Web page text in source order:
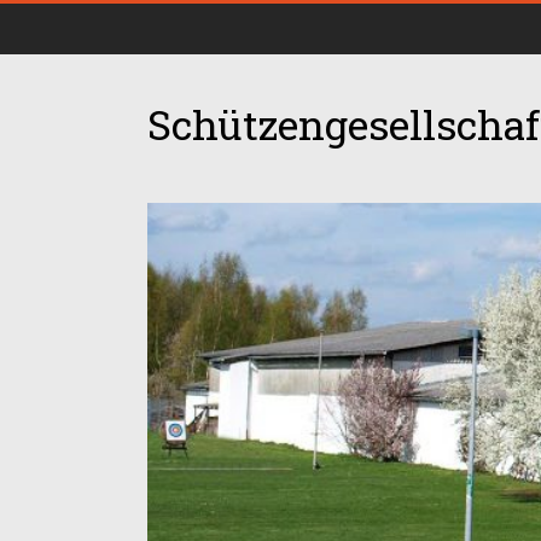
00:00
01:00
02:00